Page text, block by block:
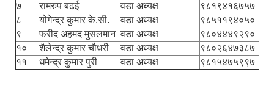
७
रामरुप बढई वडा अध्यक्ष
९८१९४१६७५७
८
योगेन्द्र कुमार के.सी. वडा अध्यक्ष
९८५११९४०५०
९
फरीद अहमद मुसलमान वडा अध्यक्ष
९८०४४४९२९०
१०
शैलेन्द्र कुमार चौधरी वडा अध्यक्ष
९८०२६४७३८७
११
धमेन्द्र कुमार पुरी वडा अध्यक्ष ९८१५४७५९९७